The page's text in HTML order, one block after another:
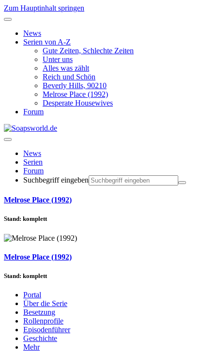
Zum Hauptinhalt springen
News
Serien von A-Z
Gute Zeiten, Schlechte Zeiten
Unter uns
Alles was zählt
Reich und Schön
Beverly Hills, 90210
Melrose Place (1992)
Desperate Housewives
Forum
News
Serien
Forum
Suchbegriff eingeben
Melrose Place (1992)
Stand: komplett
Melrose Place (1992)
Stand: komplett
Portal
Über die Serie
Besetzung
Rollenprofile
Episodenführer
Geschichte
Mehr